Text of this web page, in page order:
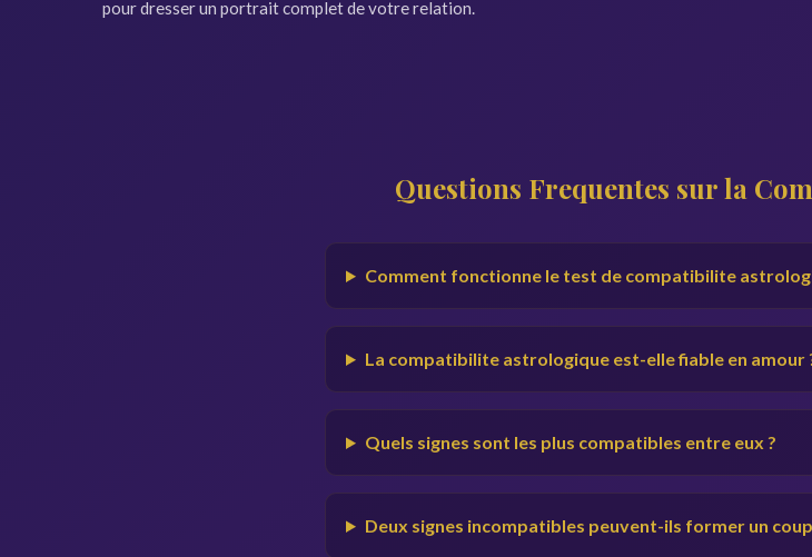
pour dresser un portrait complet de votre relation.
Questions Frequentes sur la
Comment fonctionne le test de compatibilite
La compatibilite astrologique est-elle fiable en amour
Quels signes sont les plus compatibles entre eux ?
Deux signes incompatibles peuvent-ils former un